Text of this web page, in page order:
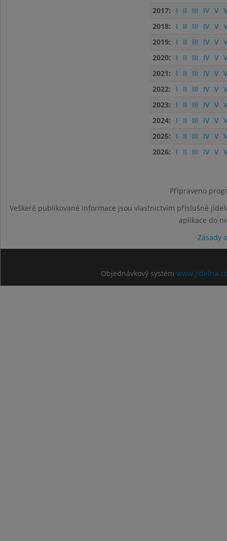
2017:
I II III IV V
2018:
I II III IV V
2019:
I II III IV V
2020:
I II III IV V
2021:
I II III IV V
2022:
I II III IV V
2023:
I II III IV V
2024:
I II III IV V
2025:
I II III IV V
2026:
I II III IV V
Připraveno
Veškeré publikované informace jsou vlastnictvím příslušné
aplikace do
Zásady
Objednávkový systém www.jidelna.cz